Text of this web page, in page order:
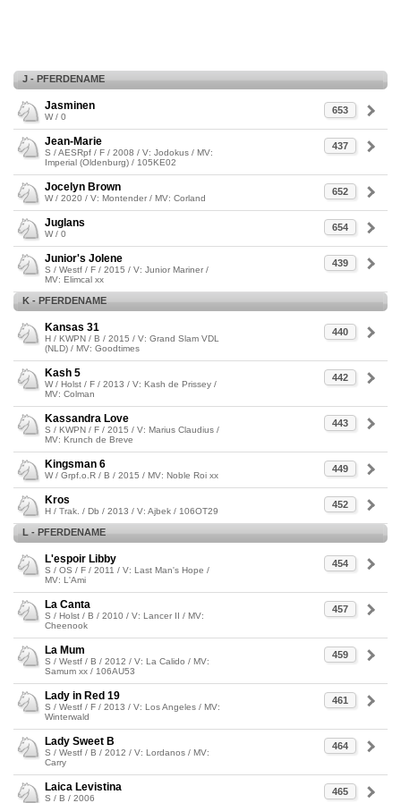
J - PFERDENAME
653
Jasminen
W / 0
437
Jean-Marie
S / AESRpf / F / 2008 / V: Jodokus / MV:
Imperial (Oldenburg) / 105KE02
652
Jocelyn Brown
W / 2020 / V: Montender / MV: Corland
654
Juglans
W / 0
439
Junior's Jolene
S / Westf / F / 2015 / V: Junior Mariner /
MV: Elimcal xx
K - PFERDENAME
440
Kansas 31
H / KWPN / B / 2015 / V: Grand Slam VDL
(NLD) / MV: Goodtimes
442
Kash 5
W / Holst / F / 2013 / V: Kash de Prissey /
MV: Colman
443
Kassandra Love
S / KWPN / F / 2015 / V: Marius Claudius /
MV: Krunch de Breve
449
Kingsman 6
W / Grpf.o.R / B / 2015 / MV: Noble Roi xx
452
Kros
H / Trak. / Db / 2013 / V: Ajbek / 106OT29
L - PFERDENAME
454
L'espoir Libby
S / OS / F / 2011 / V: Last Man's Hope /
MV: L'Ami
457
La Canta
S / Holst / B / 2010 / V: Lancer II / MV:
Cheenook
459
La Mum
S / Westf / B / 2012 / V: La Calido / MV:
Samum xx / 106AU53
461
Lady in Red 19
S / Westf / F / 2013 / V: Los Angeles / MV:
Winterwald
464
Lady Sweet B
S / Westf / B / 2012 / V: Lordanos / MV:
Carry
465
Laica Levistina
S / B / 2006